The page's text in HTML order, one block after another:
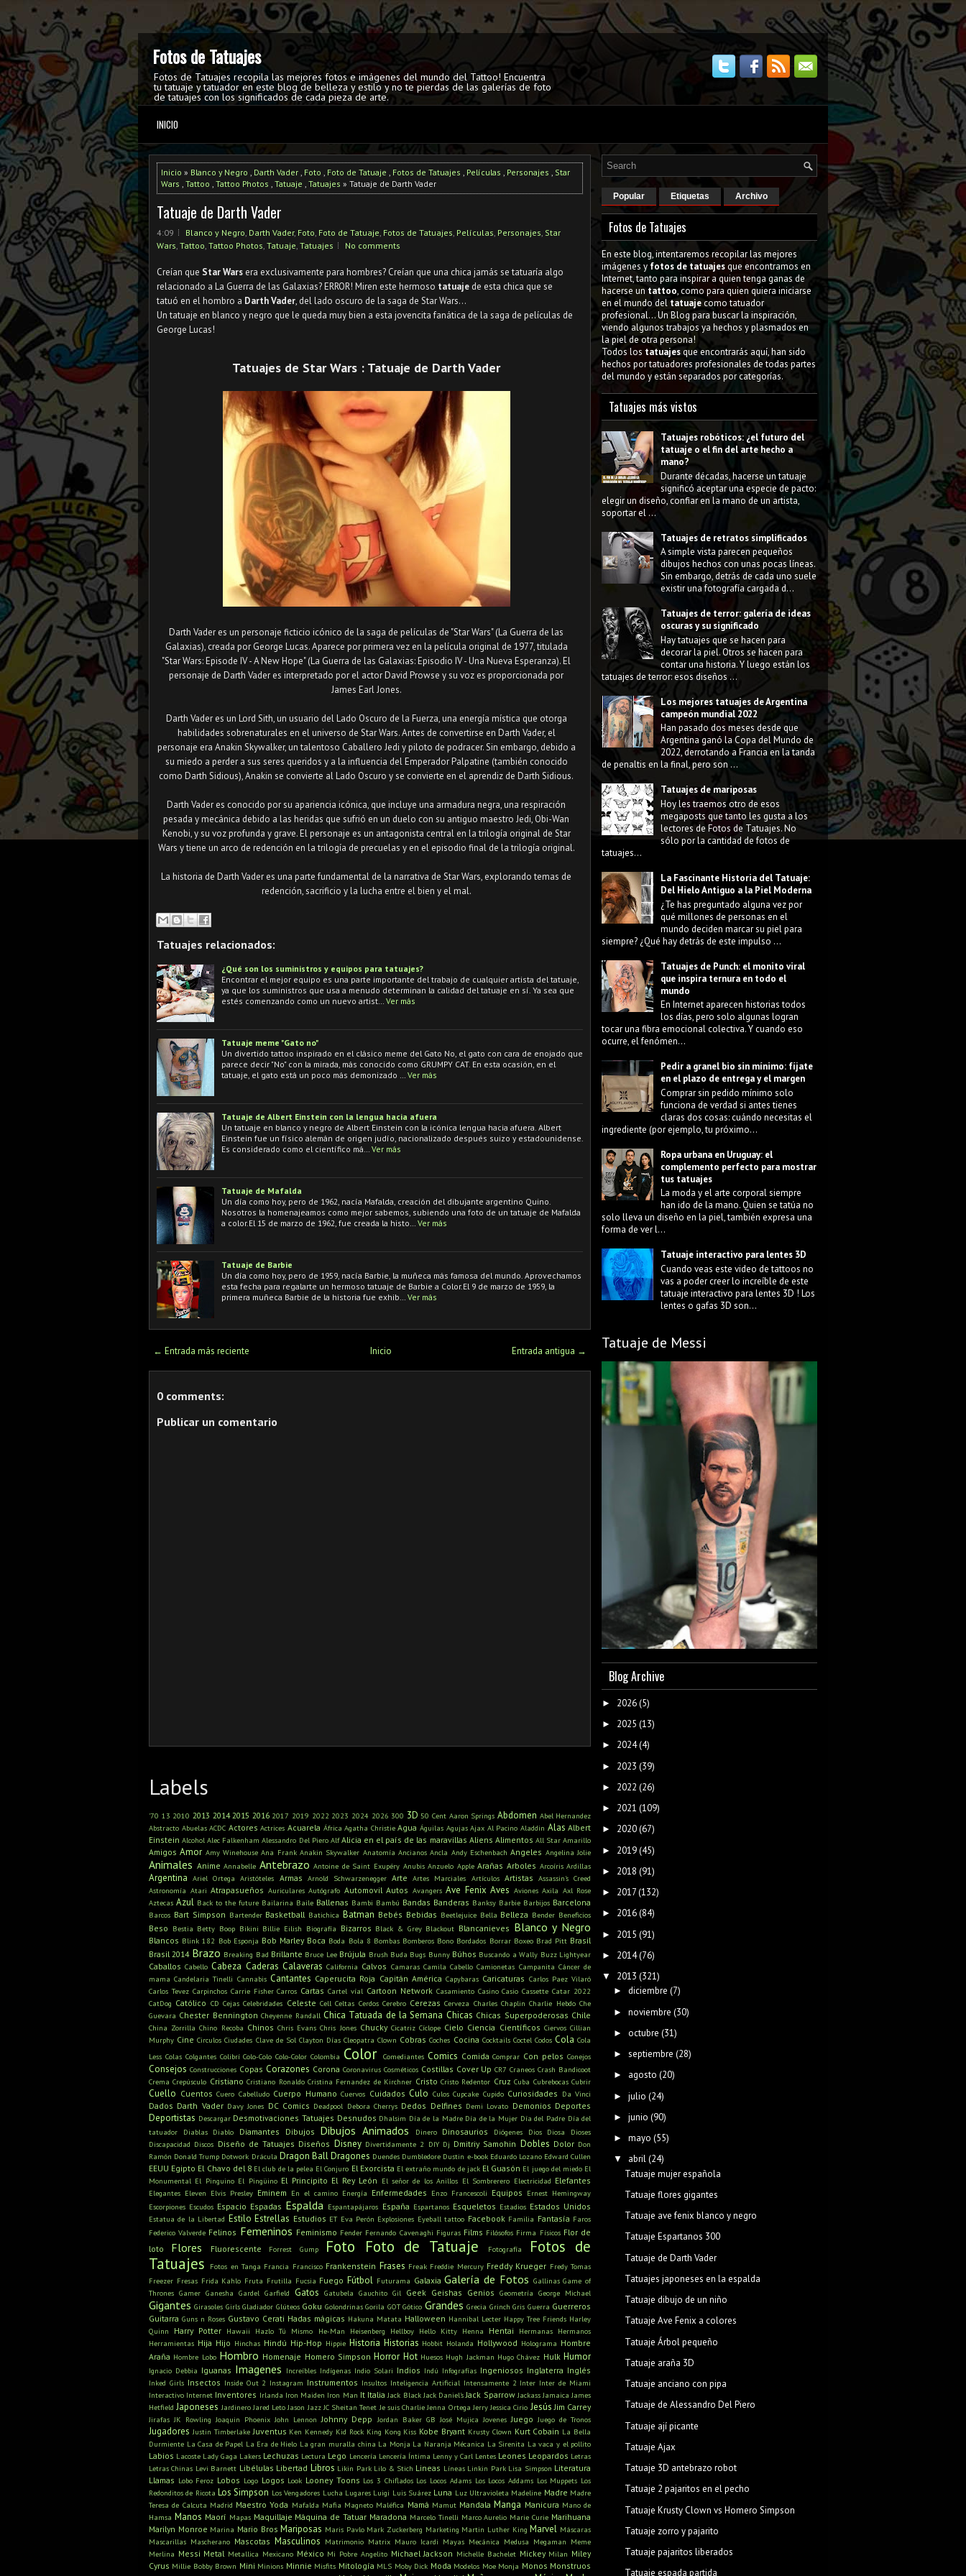
Fotos de Tatuajes
Fotos de Tatuajes recopila las mejores fotos e imágenes del mundo del Tattoo! Encuentra
tu tatuaje y tatuador en este blog de belleza y estilo y no te pierdas de las galerías de foto
de tatuajes con los significados de cada pieza de arte.
INICIO
Inicio » Blanco y Negro , Darth Vader , Foto , Foto de Tatuaje , Fotos de Tatuajes , Películas , Personajes , Star
Wars , Tattoo , Tattoo Photos , Tatuaje , Tatuajes » Tatuaje de Darth Vader
Tatuaje de Darth Vader
4:09 Blanco y Negro, Darth Vader, Foto, Foto de Tatuaje, Fotos de Tatuajes, Películas, Personajes, Star
Wars, Tattoo, Tattoo Photos, Tatuaje, Tatuajes No comments
Creían que Star Wars era exclusivamente para hombres? Creían que una chica jamás se tatuaría algo
relacionado a La Guerra de las Galaxias? ERROR! Miren este hermoso tatuaje de esta chica que se
tatuó en el hombro a Darth Vader, del lado oscuro de la saga de Star Wars...
Un tatuaje en blanco y negro que le queda muy bien a esta jovencita fanática de la saga de películas de
George Lucas!
Tatuajes de Star Wars : Tatuaje de Darth Vader
Darth Vader es un personaje ficticio icónico de la saga de películas de "Star Wars" (La Guerra de las
Galaxias), creada por George Lucas. Aparece por primera vez en la película original de 1977, titulada
"Star Wars: Episode IV - A New Hope" (La Guerra de las Galaxias: Episodio IV - Una Nueva Esperanza). El
personaje de Darth Vader es interpretado por el actor David Prowse y su voz es proporcionada por
James Earl Jones.
Darth Vader es un Lord Sith, un usuario del Lado Oscuro de la Fuerza, una energía mística que otorga
habilidades sobrenaturales en el universo de Star Wars. Antes de convertirse en Darth Vader, el
personaje era Anakin Skywalker, un talentoso Caballero Jedi y piloto de podracer. Sin embargo, debido a
su miedo a perder a sus seres queridos y a la influencia del Emperador Palpatine (también conocido
como Darth Sidious), Anakin se convierte al Lado Oscuro y se convierte en el aprendiz de Darth Sidious.
Darth Vader es conocido por su apariencia icónica, que incluye una armadura negra, una respiración
pesada y mecánica debido a las heridas que sufrió en un duelo con su antiguo maestro Jedi, Obi-Wan
Kenobi, y su voz profunda y grave. El personaje es un antagonista central en la trilogía original de Star
Wars y tiene un arco de redención en la trilogía de precuelas y en el episodio final de la trilogía original.
La historia de Darth Vader es una parte fundamental de la narrativa de Star Wars, explorando temas de
redención, sacrificio y la lucha entre el bien y el mal.
Tatuajes relacionados:
¿Qué son los suministros y equipos para tatuajes?
Encontrar el mejor equipo es una parte importante del trabajo de cualquier artista del tatuaje,
ya que los suministros que usa a menudo determinan la calidad del tatuaje en sí. Ya sea que
estés comenzando como un nuevo artist…
Ver más
Tatuaje meme "Gato no"
Un divertido tattoo inspirado en el clásico meme del Gato No, el gato con cara de enojado que
parece decir "No" con la mirada, más conocido como GRUMPY CAT. En esta ocasión, en el
tatuaje, el gato está un poco más demonizado …
Ver más
Tatuaje de Albert Einstein con la lengua hacia afuera
Un tatuaje en blanco y negro de Albert Einstein con la icónica lengua hacia afuera. Albert
Einstein fue un físico alemán de origen judío, nacionalizado después suizo y estadounidense.
Es considerado como el científico má…
Ver más
Tatuaje de Mafalda
Un día como hoy, pero de 1962, nacía Mafalda, creación del dibujante argentino Quino.
Nosotros la homenajeamos como mejor sabemos, subiendo una foto de un tatuaje de Mafalda
a color.El 15 de marzo de 1962, fue creada la histo…
Ver más
Tatuaje de Barbie
Un día como hoy, pero de 1959, nacía Barbie, la muñeca más famosa del mundo. Aprovechamos
esta fecha para regalarte un hermoso tatuaje de Barbie a Color.El 9 de marzo de 1959, la
primera muñeca Barbie de la historia fue exhib…
Ver más
← Entrada más reciente Entrada antigua →
Inicio
0 comments:
Publicar un comentario
Labels
'70 13 2010 2013 2014 2015 2016 2017 2019 2022 2023 2024 2026 300 3D 50 Cent Aaron Springs Abdomen Abel Hernandez
Abstracto Abuelas ACDC Actores Actrices Acuarela África Agatha Christie Agua Águilas Agujas Ajax Al Pacino Aladdin Alas Albert
Einstein Alcohol Alec Falkenham Alessandro Del Piero Alf Alicia en el país de las maravillas Aliens Alimentos All Star Amarillo
Amigos Amor Amy Winehouse Ana Frank Anakin Skywalker Anatomía Ancianos Ancla Andy Eschenbach Angeles Angelina Jolie
Animales Anime Annabelle Antebrazo Antoine de Saint Exupéry Anubis Anzuelo Apple Arañas Arboles Arcoíris Ardillas
Argentina Ariel Ortega Aristóteles Armas Arnold Schwarzenegger Arte Artes Marciales Artículos Artistas Assassin's Creed
Astronomía Atari Atrapasueños Auriculares Autógrafo Automovil Autos Avangers Ave Fenix Aves Aviones Axila Axl Rose
Aztecas Azul Back to the future Bailarina Baile Ballenas Bambi Bambú Bandas Banderas Banksy Barbie Barbijos Barcelona
Barcos Bart Simpson Bartender Basketball Batichica Batman Bebés Bebidas Beetlejuice Bella Belleza Bender Beneficios
Beso Bestia Betty Boop Bikini Billie Eilish Biografía Bizarros Black & Grey Blackout Blancanieves Blanco y Negro
Blancos Blink 182 Bob Esponja Bob Marley Boca Boda Bola 8 Bombas Bomberos Bono Bordados Borrar Boxeo Brad Pitt Brasil
Brasil 2014 Brazo Breaking Bad Brillante Bruce Lee Brújula Brush Buda Bugs Bunny Búhos Buscando a Wally Buzz Lightyear
Caballos Cabello Cabeza Caderas Calaveras California Calvos Camaras Camila Cabello Camionetas Campanita Cáncer de
mama Candelaria Tinelli Cannabis Cantantes Caperucita Roja Capitán América Capybaras Caricaturas Carlos Paez Vilaró
Carlos Tevez Carpinchos Carrie Fisher Carros Cartas Cartel víal Cartoon Network Casamiento Casino Casio Cassette Catar 2022
CatDog Católico CD Cejas Celebridades Celeste Cell Celtas Cerdos Cerebro Cerezas Cerveza Charles Chaplin Charlie Hebdo Che
Guevara Chester Bennington Cheyenne Randall Chica Tatuada de la Semana Chicas Chicas Superpoderosas Chile
China Zorrilla Chino Recoba Chinos Chris Evans Chris Jones Chucky Cicatriz Cíclope Cielo Ciencia Científicos Ciervos Cillian
Murphy Cine Circulos Ciudades Clave de Sol Clayton Días Cleopatra Clown Cobras Coches Cocina Cocktails Coctel Codos Cola Cola
Less Colas Colgantes Colibrí Colo-Colo Colo-Color Colombia Color Comediantes Comics Comida Comprar Con pelos Conejos
Consejos Construcciones Copas Corazones Corona Coronavirus Cosméticos Costillas Cover Up CR7 Craneos Crash Bandicoot
Crema Crepúsculo Cristiano Cristiano Ronaldo Cristina Fernandez de Kirchner Cristo Cristo Redentor Cruz Cuba Cubrebocas Cubrir
Cuello Cuentos Cuero Cabelludo Cuerpo Humano Cuervos Cuidados Culo Culos Cupcake Cupido Curiosidades Da Vinci
Dados Darth Vader Davy Jones DC Comics Deadpool Debora Cherrys Dedos Delfines Demi Lovato Demonios Deportes
Deportistas Descargar Desmotivaciones Tatuajes Desnudos Dhalsim Día de la Madre Día de la Mujer Día del Padre Día del
tatuador
Diablas Diablo Diamantes Dibujos Dibujos Animados Dinero Dinosaurios Diógenes Dios Diosa
Dioses
Discapacidad Discos Diseño de Tatuajes Diseños Disney Divertidamente 2 DIY Dj Dmitriy Samohin Dobles Dolor Don
Ramón Donald Trump Dotwork Drácula Dragon BallDragones Duendes Dumbledore Dustin e-book Eduardo Lozano Edward Cullen
EEUU Egipto El Chavo del 8 El club de la pelea El Conjuro El Exorcista El extraño mundo de jack El Guasón El juego del miedo El
Monumental El Pinguino El Pingüino El Principito El Rey León El señor de los Anillos El Sombrerero Electricidad Elefantes
Elegantes Eleven Elvis Presley Eminem En el camino Energía Enfermedades Enzo Francescoli Equipos Ernest Hemingway
Escorpiones Escudos Espacio Espadas Espalda Espantapájaros España Espartanos Esqueletos Estadios Estados Unidos
Estatua de la Libertad Estilo Estrellas Estudios ET Eva Perón Explosiones Eyeball tattoo Facebook Familia Fantasía Faros
Federico Valverde Felinos Femeninos Feminismo Fender Fernando Cavenaghi Figuras Films Filósofos Firma Físicos Flor de
loto
Flores Fluorescente Forrest Gump Foto Foto de Tatuaje Fotografía
Fotos de
Tatuajes
Fotos en Tanga Francia Francisco Frankenstein Frases Freak Freddie Mercury Freddy Krueger Fredy Tomas
Freezer Fresas Frida Kahlo Fruta Frutilla Fucsia Fuego Fútbol Futurama Galaxia Galería de Fotos Gallinas Game of
Thrones Gamer Ganesha Gardel Garfield Gatos Gatubela Gauchito Gil Geek Geishas Genios Geometría George Michael
Gigantes Girasoles Girls Gladiador Glúteos Goku Golondrinas Gorila GOT Gótico Grandes Grecia Grinch Gris Guerra Guerreros
Guitarra Guns n Roses Gustavo Cerati Hadas mágicas Hakuna Matata Halloween Hannibal Lecter Happy Tree Friends Harley
Quinn
Harry Potter Hawaii Hazlo Tú Mismo He-Man Heisenberg Hellboy Hello Kitty Henna Hentai Hermanas Hermanos
Herramientas Hija Hijo Hinchas Hindú Hip-Hop Hippie Historia Historias Hobbit Holanda Hollywood Holograma Hombre
Araña Hombre Lobo Hombro Homenaje Homero Simpson Horror Hot Huesos Hugh Jackman Hugo Chávez Hulk Humor
Ignacio Debbia Iguanas Imagenes Increíbles Indígenas Indio Solari Indios Indú Infografías Ingeniosos Inglaterra Inglés
Inked Girls Insectos Inside Out 2 Instagram Instrumentos Insultos Inteligencia Artificial Intensamente 2 Inter Inter de Miami
Interactivo Internet Inventores Irlanda Iron Maiden Iron Man It Italia Jack Black Jack Daniel's Jack Sparrow Jackass Jamaica James
Hetfield Japoneses Jardinero Jared Leto Jason Jazz JC Sheitan Tenet Je suis Charlie Jenna Ortega Jerry Jessica Cirio Jesús Jim Carrey
Jirafas JK Rowling Joaquin Phoenix John Lennon Johnny Depp Jordan Baker GB José Mujica Jovenes Juego Juego de Tronos
Jugadores Justin Timberlake Juventus Ken Kennedy Kid Rock King Kong Kiss Kobe Bryant Krusty Clown Kurt Cobain La Bella
Durmiente La Casa de Papel La Era de Hielo La gran muralla china La Monja La Naranja Mécanica La Sirenita La vaca y el pollito
Labios Lacoste Lady Gaga Lakers Lechuzas Lectura Lego Lencería Lencería Íntima Lenny y Carl Lentes Leones Leopardos Letras
Letras Chinas Levi Barnett Libélulas Libertad Libros Likin Park Lilo & Stich Lineas Líneas Linkin Park Lisa Simpson Literatura
Llamas Lobo Feroz Lobos Logo Logos Look Looney Toons Los 3 Chiflados Los Locos Adams Los Locos Addams Los Muppets Los
Redonditos de Ricota Los Simpson Los Vengadores Lucha Lugares Luigi Luis Suárez Luna Luz Ultravioleta Madeline Madre Madre
Teresa de Calcuta Madrid Maestro Yoda Mafalda Mafia Magneto Maléfica Mamá Mamut Mandala Manga Manicura Mano de
Hamsa Manos Maorí Mapas Maquillaje Máquina de Tatuar Maradona Marcelo Tinelli Marco Aurelio Marie Curie Marihuana
Marilyn Monroe Marina Mario Bros Mariposas Maris Pavlo Mark Zuckerberg Marketing Martin Luther King Marvel Máscaras
Mascarillas Mascherano Mascotas Masculinos Matrimonio Matrix Mauro Icardi Mayas Mecánica Medusa Megaman Meme
Merlina Messi Metal Metallica Mexicano México Mi Pobre Angelito Michael Jackson Michelle Bachelet Mickey Milan Miley
Cyrus Millie Bobby Brown Mini Minions Minnie Misfits Mitología MLS Moby Dick Moda Modelos Moe Monja Monos Monstruos
Popular Etiquetas Archivo
Fotos de Tatuajes
En este blog, intentaremos recopilar las mejores
imágenes y fotos de tatuajesque encontramos en
Internet, tanto para inspirar a quien tenga ganas de
hacerse un tattoo, como para quien quiera iniciarse
en el mundo del tatuajecomo tatuador
profesional... Un Blog para buscar la inspiración,
viendo algunos trabajos ya hechos y plasmados en
la piel de otra persona!
Todos los tatuajesque encontrarás aquí, han sido
hechos por tatuadores profesionales de todas partes
del mundo y están separados por categorías.
Tatuajes más vistos
Tatuajes robóticos: ¿el futuro del
tatuaje o el fin del arte hecho a
mano?
Durante décadas, hacerse un tatuaje
significó aceptar una especie de pacto:
elegir un diseño, confiar en la mano de un artista,
soportar el ...
Tatuajes de retratos simplificados
A simple vista parecen pequeños
dibujos hechos con unas pocas líneas.
Sin embargo, detrás de cada uno suele
existir una fotografía cargada d...
Tatuajes de terror: galería de ideas
oscuras y su significado
Hay tatuajes que se hacen para
decorar la piel. Otros se hacen para
contar una historia. Y luego están los
tatuajes de terror: esos diseños ...
Los mejores tatuajes de Argentina
campeón mundial 2022
Han pasado dos meses desde que
Argentina ganó la Copa del Mundo de
2022, derrotando a Francia en la tanda
de penaltis en la final, pero son ...
Tatuajes de mariposas
Hoy les traemos otro de esos
megaposts que tanto les gusta a los
lectores de Fotos de Tatuajes. No
sólo por la cantidad de fotos de
tatuajes...
La Fascinante Historia del Tatuaje:
Del Hielo Antiguo a la Piel Moderna
¿Te has preguntado alguna vez por
qué millones de personas en el
mundo deciden marcar su piel para
siempre? ¿Qué hay detrás de este impulso ...
Tatuajes de Punch: el monito viral
que inspira ternura en todo el
mundo
En Internet aparecen historias todos
los días, pero solo algunas logran
tocar una fibra emocional colectiva. Y cuando eso
ocurre, el fenómen...
Pedir a granel bio sin mínimo: fíjate
en el plazo de entrega y el margen
Comprar sin pedido mínimo solo
funciona de verdad si antes tienes
claras dos cosas: cuándo necesitas el
ingrediente (por ejemplo, tu próximo...
Ropa urbana en Uruguay: el
complemento perfecto para mostrar
tus tatuajes
La moda y el arte corporal siempre
han ido de la mano. Quien se tatúa no
solo lleva un diseño en la piel, también expresa una
forma de ver l...
Tatuaje interactivo para lentes 3D
Cuando veas este video de tattoos no
vas a poder creer lo increíble de este
tatuaje interactivo para lentes 3D ! Los
lentes o gafas 3D son...
Tatuaje de Messi
Blog Archive
► 2026(5)
► 2025 (13)
► 2024(4)
► 2023 (39)
► 2022 (26)
► 2021 (109)
► 2020(67)
► 2019(45)
► 2018 (91)
► 2017(132)
► 2016(84)
► 2015 (91)
► 2014(76)
▼ 2013 (321)
► diciembre (7)
► noviembre (30)
► octubre (31)
► septiembre (28)
► agosto (20)
► julio (24)
► junio (90)
► mayo (55)
▼ abril (24)
Tatuaje mujer española
Tatuaje flores gigantes
Tatuaje ave fenix blanco y negro
Tatuaje Espartanos 300
Tatuaje de Darth Vader
Tatuajes japoneses en la espalda
Tatuaje dibujo de un niño
Tatuaje Ave Fenix a colores
Tatuaje Árbol pequeño
Tatuaje araña 3D
Tatuaje anciano con pipa
Tatuaje de Alessandro Del Piero
Tatuaje ají picante
Tatuaje Ajax
Tatuaje 3D antebrazo robot
Tatuaje 2 pajaritos en el pecho
Tatuaje Krusty Clown vs Homero Simpson
Tatuaje zorro y pajarito
Tatuaje pajaritos liberados
Tatuaje espada partida